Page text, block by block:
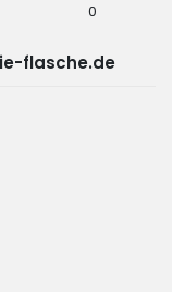
0
flasche.de